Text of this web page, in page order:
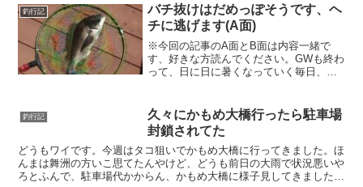
わけで、日没の17:00...
釣行記
バチ抜けはだめっぽそうです、ヘ
チに逃げます(A面)
※今回の記事のA面とB面は内容一緒で
す、好きな方読んでください。GWも終わ
って、日に日に暑くなっていく毎日、皆
GW、ってことで今回も釣り、いっちゃい
ましょうか。バチ抜け...
釣行記
久々にかもめ大橋行ったら駐車場
封鎖されてた
どうもワイです。今週はタコ狙いでかもめ大橋に行ってきました。ほ
んまは舞洲の方いこ思てたんやけど、どうも前日の大雨で状況悪いや
ろとふんで、駐車場代かからん、かもめ大橋に様子見してきました。